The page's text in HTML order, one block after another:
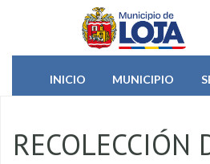
Pasar al contenido principal
INICIO
MUNICIPIO
RECOLECCIÓN